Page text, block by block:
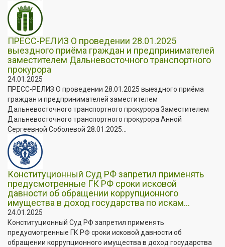
ПРЕСС-РЕЛИЗ О проведении 28.01.2025
выездного приёма граждан и предпринимателей
заместителем Дальневосточного транспортного
прокурора
24.01.2025
ПРЕСС-РЕЛИЗ О проведении 28.01.2025 выездного приёма
граждан и предпринимателей заместителем
Дальневосточного транспортного прокурора Заместителем
Дальневосточного транспортного прокурора Анной
Сергеевной Соболевой 28.01.2025...
Конституционный Суд РФ запретил применять
предусмотренные ГК РФ сроки исковой
давности об обращении коррупционного
имущества в доход государства по искам...
24.01.2025
Конституционный Суд РФ запретил применять
предусмотренные ГК РФ сроки исковой давности об
обращении коррупционного имущества в доход государства